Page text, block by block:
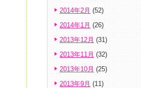
2014年2月 (52)
2014年1月 (26)
2013年12月 (31)
2013年11月 (32)
2013年10月 (25)
2013年9月 (11)